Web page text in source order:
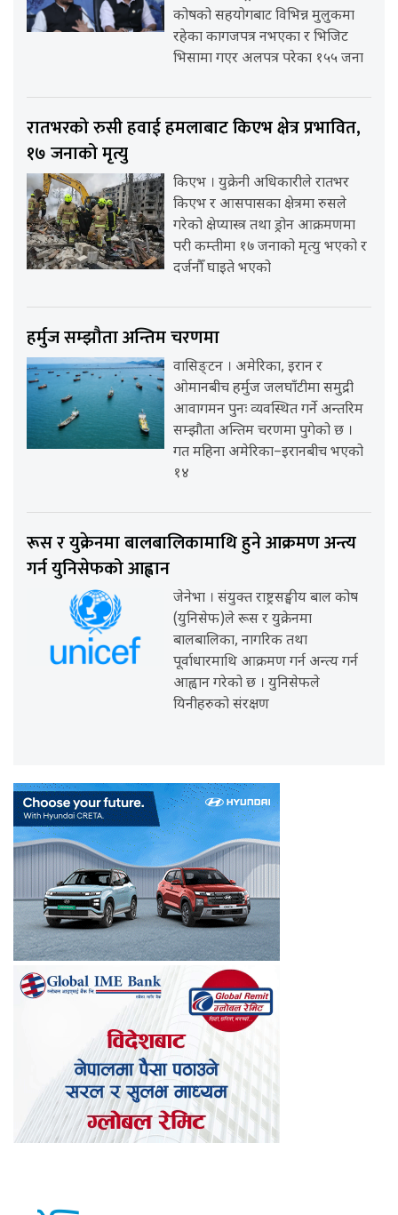
कोषको सहयोगबाट विभिन्न मुलुकमा
रहेका कागजपत्र नभएका र भिजिट
भिसामा गएर अलपत्र परेका १५५ जना
रातभरको रुसी हवाई हमलाबाट किएभ क्षेत्र प्रभावित,
१७ जनाको मृत्यु
किएभ । युक्रेनी अधिकारीले रातभर
किएभ र आसपासका क्षेत्रमा रुसले
गरेको क्षेप्यास्त्र तथा ड्रोन आक्रमणमा
परी कम्तीमा १७ जनाको मृत्यु भएको र
दर्जनौँ घाइते भएको
हर्मुज सम्झौता अन्तिम चरणमा
वासिङ्टन । अमेरिका, इरान र
ओमानबीच हर्मुज जलघाँटीमा समुद्री
आवागमन पुनः व्यवस्थित गर्ने अन्तरिम
सम्झौता अन्तिम चरणमा पुगेको छ ।
गत महिना अमेरिका–इरानबीच भएको
१४
रूस र युक्रेनमा बालबालिकामाथि हुने आक्रमण अन्त्य
गर्न युनिसेफको आह्वान
जेनेभा । संयुक्त राष्ट्रसङ्घीय बाल कोष
(युनिसेफ)ले रूस र युक्रेनमा
बालबालिका, नागरिक तथा
पूर्वाधारमाथि आक्रमण गर्न अन्त्य गर्न
आह्वान गरेको छ । युनिसेफले
यिनीहरुको संरक्षण